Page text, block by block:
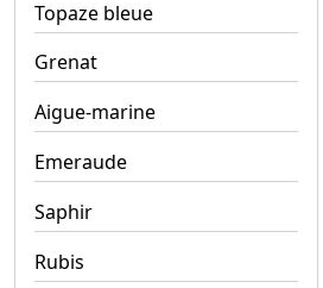
Topaze bleue
Grenat
Aigue-marine
Emeraude
Saphir
Rubis